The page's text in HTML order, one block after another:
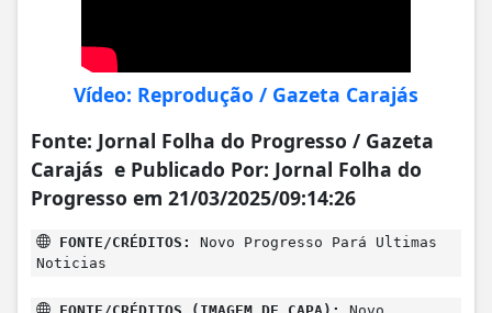
Vídeo: Reprodução / Gazeta Carajás
Fonte: Jornal Folha do Progresso / Gazeta
Carajás e Publicado Por: Jornal Folha do
Progresso em 21/03/2025/09:14:26
FONTE/CRÉDITOS:
Novo Progresso Pará Ultimas
Noticias